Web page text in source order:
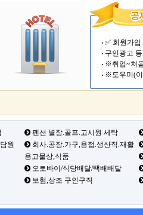
✅ 회원가입
구인광고
※취업~처
※도우미(
펜션 별장.골프.고시원 세탁
원
회사.공장.가구,용접.생산직.재활
용고물상,식품
오토바이/식당배달/택배배달
보험,상조 구인구직